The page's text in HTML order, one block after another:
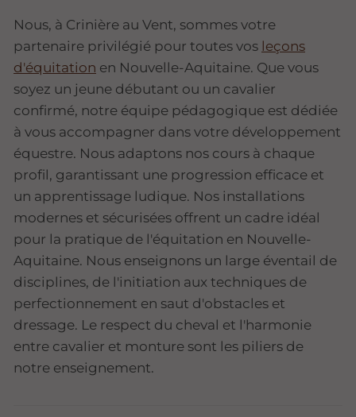
Nous, à Crinière au Vent, sommes votre
partenaire privilégié pour toutes vos leçons
d'équitation en Nouvelle-Aquitaine. Que vous
soyez un jeune débutant ou un cavalier
confirmé, notre équipe pédagogique est dédiée
à vous accompagner dans votre développement
équestre. Nous adaptons nos cours à chaque
profil, garantissant une progression efficace et
un apprentissage ludique. Nos installations
modernes et sécurisées offrent un cadre idéal
pour la pratique de l'équitation en Nouvelle-
Aquitaine. Nous enseignons un large éventail de
disciplines, de l'initiation aux techniques de
perfectionnement en saut d'obstacles et
dressage. Le respect du cheval et l'harmonie
entre cavalier et monture sont les piliers de
notre enseignement.